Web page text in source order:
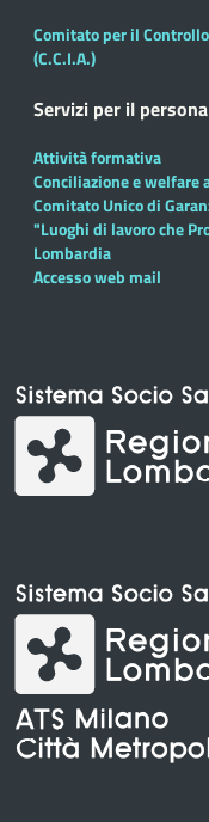
Comitato per il
(C.C.I.A.)
Servizi per il
Attività formativa
Conciliazione e welfare
Comitato Unico di
"Luoghi di lavoro che
Lombardia
Accesso web mail